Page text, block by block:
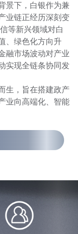
景下，白银作为兼
业链正经历深刻变
等新兴领域对白
、绿色化方向升
融市场波动对产业
实现全链条协同发
生，旨在搭建政产
业向高端化、智能